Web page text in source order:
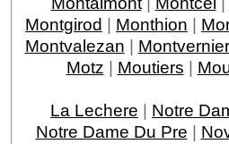
Montgirod | Monthion |
Montvalezan | Montvernier
Motz | Moutiers |
La Lechere | Notre
Notre Dame Du Pre |